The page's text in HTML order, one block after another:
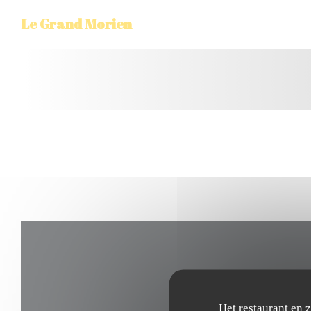
Het restaurant en
Le Grand Morien